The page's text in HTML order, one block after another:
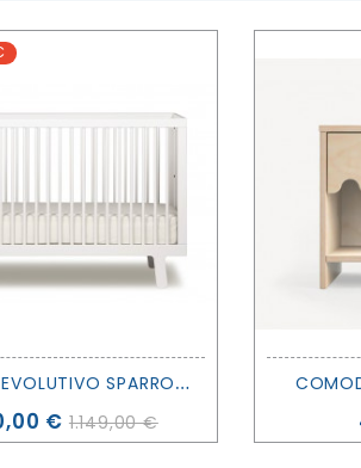
L
ETTINO EVOLUTIVO SPARROW CRIB BIANCO - ESPOSIZIONE - OEUF
€ 1.149,00 €